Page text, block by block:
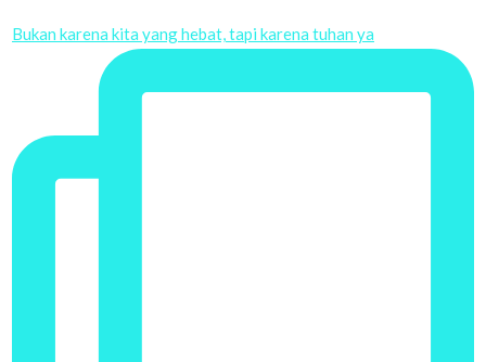
Bukan karena kita yang hebat, tapi karena tuhan ya